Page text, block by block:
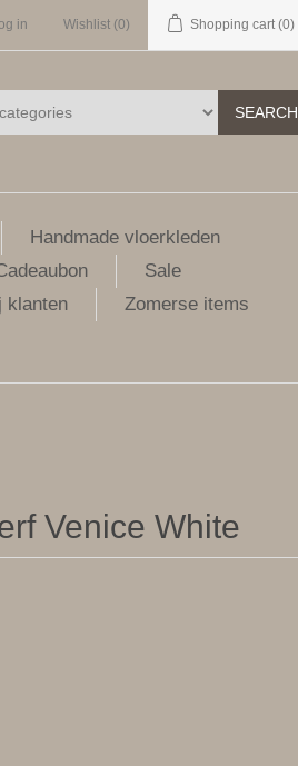
in Wishlist (0) Shopping cart (0)
SEARCH
Handmade vloerkleden
Sale
klanten
Zomerse items
Venice White